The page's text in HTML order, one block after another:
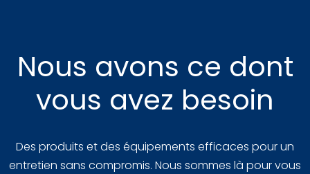
Nous avons ce dont
vous avez besoin
Des produits et des équipements efficaces pour un
entretien sans compromis. Nous sommes là pour vous